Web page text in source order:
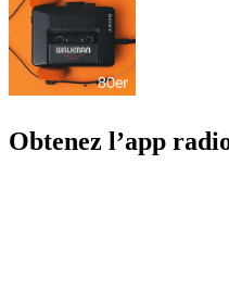
Obtenez l’app